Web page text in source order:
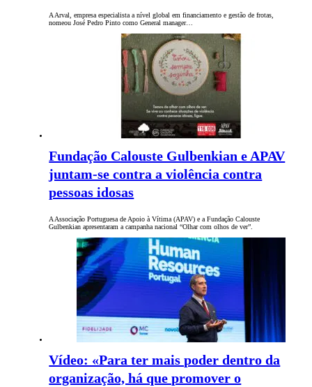
A Arval, empresa especialista a nível global em financiamento e gestão de frotas,
nomeou José Pedro Pinto como General manager…
Fundação Calouste Gulbenkian e APAV
juntam-se contra a violência contra
pessoas idosas
A Associação Portuguesa de Apoio à Vítima (APAV) e a Fundação Calouste
Gulbenkian apresentaram a campanha nacional “Olhar com olhos de ver”.
Vídeo: «Para ter mais poder dentro da
organização, há que promover o